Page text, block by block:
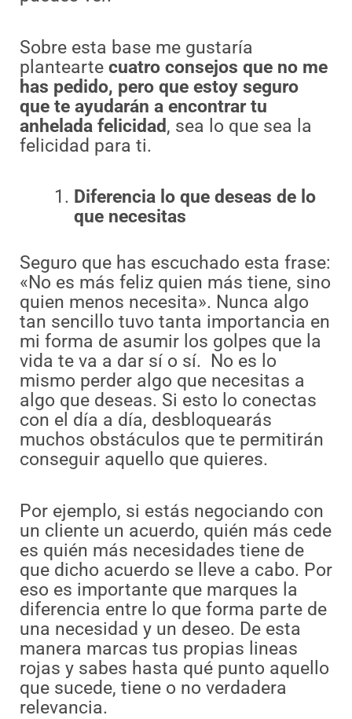
Sobre esta base me gustaría
plantearte cuatro consejos que no me
has pedido, pero que estoy seguro
que te ayudarán a encontrar tu
anhelada felicidad, sea lo que sea la
felicidad para ti.
Diferencia lo que deseas de lo
que necesitas
Seguro que has escuchado esta frase:
«No es más feliz quien más tiene, sino
quien menos necesita». Nunca algo
tan sencillo tuvo tanta importancia en
mi forma de asumir los golpes que la
vida te va a dar sí o sí. No es lo
mismo perder algo que necesitas a
algo que deseas. Si esto lo conectas
con el día a día, desbloquearás
muchos obstáculos que te permitirán
conseguir aquello que quieres.
Por ejemplo, si estás negociando con
un cliente un acuerdo, quién más cede
es quién más necesidades tiene de
que dicho acuerdo se lleve a cabo. Por
eso es importante que marques la
diferencia entre lo que forma parte de
una necesidad y un deseo. De esta
manera marcas tus propias lineas
rojas y sabes hasta qué punto aquello
que sucede, tiene o no verdadera
relevancia.